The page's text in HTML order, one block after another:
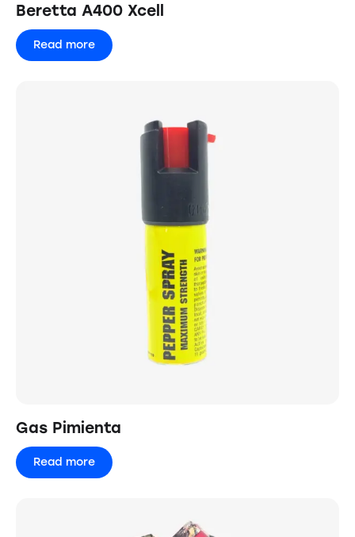
Beretta A400 Xcell
Read more
Gas Pimienta
Read more